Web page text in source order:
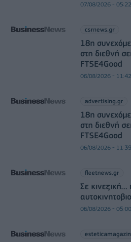
07/08/2026 - 05:22
csrnews.gr
18η
στη διεθνή
FTSE4Good
06/08/2026 - 11:42
advertising.gr
18η
στη διεθνή
FTSE4Good
06/08/2026 - 11:39
fleetnews.gr
Σε κινεζική…
06/08/2026 - 05:00